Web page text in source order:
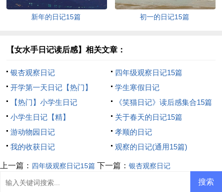
新年的日记15篇 初一的日记15篇
【女水手日记读后感】相关文章：
银杏观察日记
四年级观察日记15篇
开学第一天日记【热门】
学生寒假日记
【热门】小学生日记
《笑猫日记》读后感集合15篇
小学生日记【精】
关于春天的日记15篇
游动物园日记
孝顺的日记
我的收获日记
观察的日记(通用15篇)
上一篇： 四年级观察日记15篇 下一篇： 银杏观察日记